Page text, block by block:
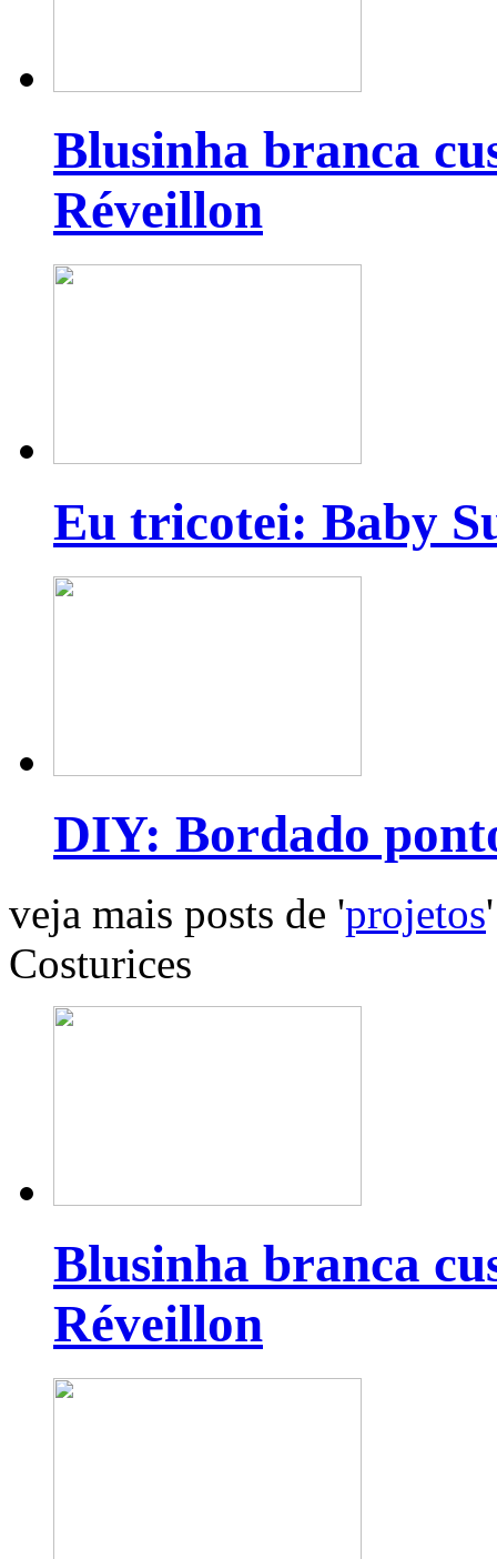
Blusinha branca
Réveillon
Eu tricotei: Baby
DIY: Bordado
veja mais posts de 'projetos'
Costurices
Blusinha branca
Réveillon